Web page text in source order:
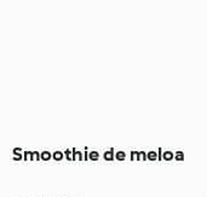
Smoothie de meloa